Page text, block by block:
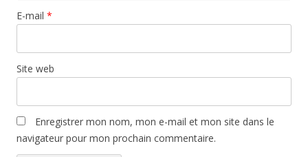
E-mail *
Site web
Enregistrer mon nom, mon e-mail et mon site dans le
navigateur pour mon prochain commentaire.